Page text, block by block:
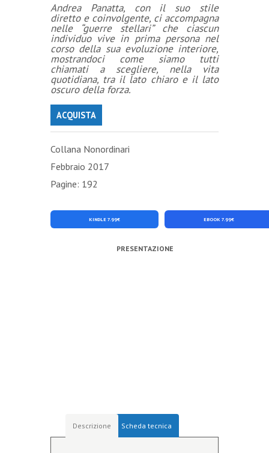
Andrea Panatta, con il suo stile
diretto e coinvolgente, ci accompagna
nelle “guerre stellari” che ciascun
individuo vive in prima persona nel
corso della sua evoluzione interiore,
mostrandoci come siamo tutti
chiamati a scegliere, nella vita
quotidiana, tra il lato chiaro e il lato
oscuro della forza.
ACQUISTA
Collana Nonordinari
Febbraio 2017
Pagine: 192
KINDLE 7.99€ EBOOK 7.99€
PRESENTAZIONE
Descrizione Scheda tecnica